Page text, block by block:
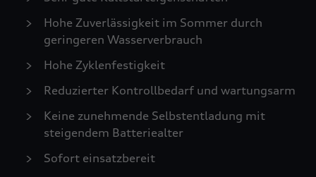
Hohe Zuverlässigkeit im Sommer durch
geringeren Wasserverbrauch
Hohe Zyklenfestigkeit
Reduzierter Kontrollbedarf und wartungsarm
Keine zunehmende Selbstentladung mit
steigendem Batteriealter
Sofort einsatzbereit